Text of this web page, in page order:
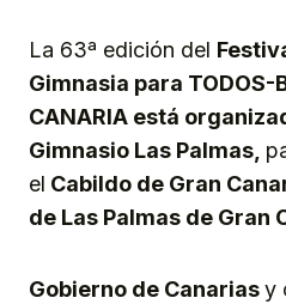
La 63ª edición del
Gimnasia para TODOS-
CANARIA está
Gimnasio Las Palmas,
el Cabildo de Gran
de Las Palmas de Gran
Gobierno de Canariasy